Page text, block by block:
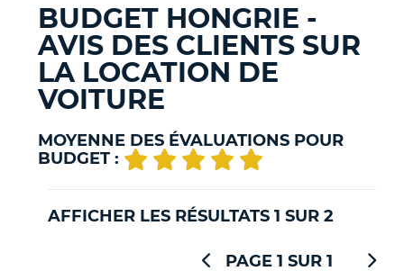
BUDGET HONGRIE -
AVIS DES CLIENTS SUR
LA LOCATION DE
VOITURE
MOYENNE DES ÉVALUATIONS POUR
BUDGET :
AFFICHER LES RÉSULTATS 1 SUR 2
PAGE 1 SUR 1